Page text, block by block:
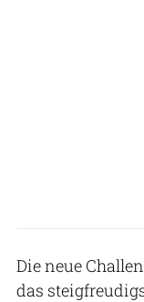
Die neue
das